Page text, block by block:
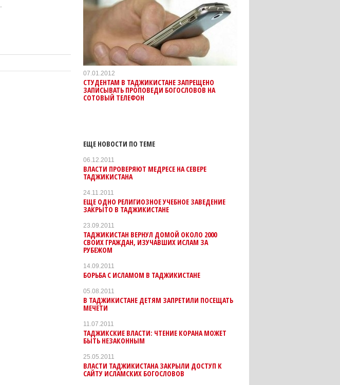
07.01.2012
СТУДЕНТАМ В ТАДЖИКИСТАНЕ ЗАПРЕЩЕНО
ЗАПИСЫВАТЬ ПРОПОВЕДИ БОГОСЛОВОВ НА
СОТОВЫЙ ТЕЛЕФОН
ЕЩЕ НОВОСТИ ПО ТЕМЕ
06.12.2011
ВЛАСТИ ПРОВЕРЯЮТ МЕДРЕСЕ НА СЕВЕРЕ
ТАДЖИКИСТАНА
24.11.2011
ЕЩЕ ОДНО РЕЛИГИОЗНОЕ УЧЕБНОЕ ЗАВЕДЕНИЕ
ЗАКРЫТО В ТАДЖИКИСТАНЕ
23.09.2011
ТАДЖИКИСТАН ВЕРНУЛ ДОМОЙ ОКОЛО 2000
СВОИХ ГРАЖДАН, ИЗУЧАВШИХ ИСЛАМ ЗА
РУБЕЖОМ
14.09.2011
БОРЬБА С ИСЛАМОМ В ТАДЖИКИСТАНЕ
05.08.2011
В ТАДЖИКИСТАНЕ ДЕТЯМ ЗАПРЕТИЛИ ПОСЕЩАТЬ
МЕЧЕТИ
11.07.2011
ТАДЖИКСКИЕ ВЛАСТИ: ЧТЕНИЕ КОРАНА МОЖЕТ
БЫТЬ НЕЗАКОННЫМ
25.05.2011
ВЛАСТИ ТАДЖИКИСТАНА ЗАКРЫЛИ ДОСТУП К
САЙТУ ИСЛАМСКИХ БОГОСЛОВОВ